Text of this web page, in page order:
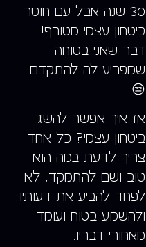
30 שנה אבל עם חוסר
ביטחון עצמי מטורף!
דבר שאני בטוחה
שמפריע לה להתקדם.
😒
אז איך אפשר להשיג
ביטחון עצמי? כל אחד
צריך לדעת במה הוא
טוב ושם להתמקד, לא
לפחד להביע את דעותיו
ולהשמע בטוח ועומד
מאחורי דבריו.